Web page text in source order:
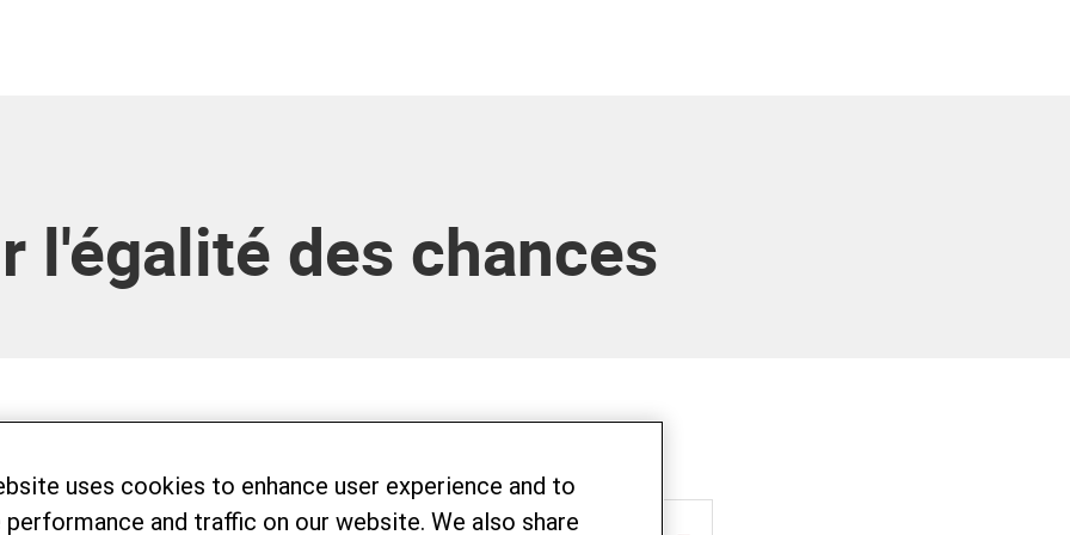
l'égalité des chances
la fréquence et le montant de votre don:
le montant du don
uses cookies to enhance user experience and to
performance and traffic on our website. We also share